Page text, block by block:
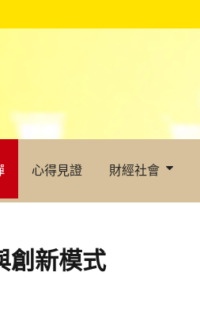
心得見證 財經社會
創新模式